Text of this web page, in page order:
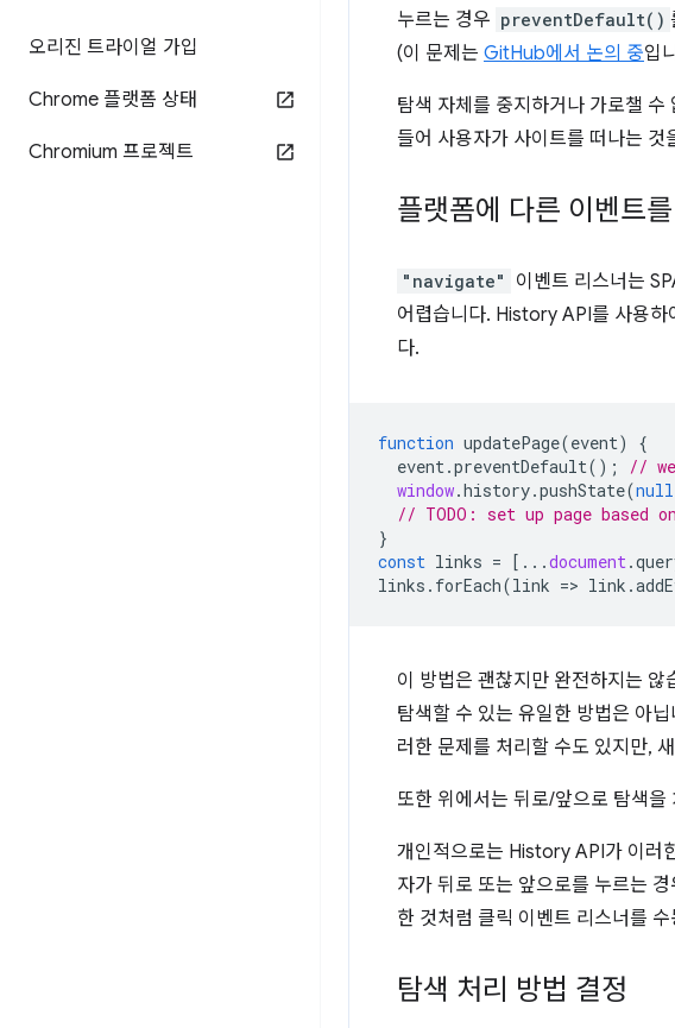
오리진 트라이얼 가입
Chrome 플랫폼 상태
Chromium 프로젝트
누르는 경우 preventDefault()
(이 문제는 GitHub에서 논의 중입
탐색 자체를 중지하거나 가로챌 수
들어 사용자가 사이트를 떠나는
플랫폼에 다른 이벤트
"navigate"
이벤트 리스너는
어렵습니다. History API를 사용하
다.
function updatePage(event)
{
event.preventDefault();
//
window.history.pushState(null
// TODO: set up page based on
}
const links = [...document.
links . forEach(link => link .
이 방법은 괜찮지만 완전하지는
탐색할 수 있는 유일한 방법은 아
러한 문제를 처리할 수도 있지만,
또한 위에서는 뒤로/앞으로 탐색
개인적으로는 History API가 이러
자가 뒤로 또는 앞으로를 누르는
한 것처럼 클릭 이벤트 리스너를
탐색 처리 방법 결정